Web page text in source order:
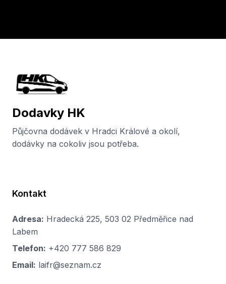
Dodavky HK
Půjčovna dodávek v Hradci Králové a okolí,
dodávky na cokoliv jsou potřeba.
Kontakt
Adresa: Hradecká 225, 503 02 Předměřice nad
Labem
Telefon: +420 777 586 829
Email: laifr@seznam.cz